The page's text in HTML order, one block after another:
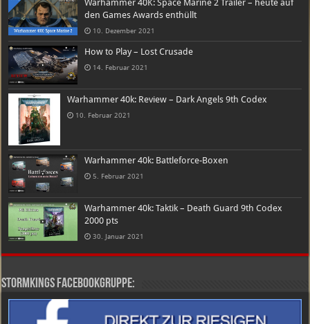
Warhammer 40K: Space Marine 2 Trailer – heute auf
den Games Awards enthüllt
10. Dezember 2021
How to Play – Lost Crusade
14. Februar 2021
Warhammer 40k: Review – Dark Angels 9th Codex
10. Februar 2021
Warhammer 40k: Battleforce-Boxen
5. Februar 2021
Warhammer 40k: Taktik – Death Guard 9th Codex
2000 pts
30. Januar 2021
Stormkings Facebookgruppe: